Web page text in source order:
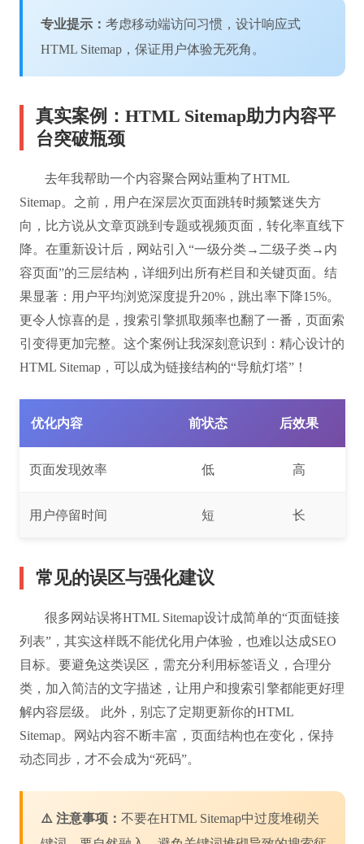
专业提示： 考虑移动端访问习惯，设计响应式
HTML Sitemap，保证用户体验无死角。
真实案例：HTML Sitemap助力内容平
台突破瓶颈
去年我帮助一个内容聚合网站重构了HTML
Sitemap。之前，用户在深层次页面跳转时频繁迷失方
向，比方说从文章页跳到专题或视频页面，转化率直线下
降。在重新设计后，网站引入“一级分类→二级子类→内
容页面”的三层结构，详细列出所有栏目和关键页面。结
果显著：用户平均浏览深度提升20%，跳出率下降15%。
更令人惊喜的是，搜索引擎抓取频率也翻了一番，页面索
引变得更加完整。这个案例让我深刻意识到：精心设计的
HTML Sitemap，可以成为链接结构的“导航灯塔”！
优化内容 前状态 后效果
页面发现效率 低 高
用户停留时间 短 长
常见的误区与强化建议
很多网站误将HTML Sitemap设计成简单的“页面链接
列表”，其实这样既不能优化用户体验，也难以达成SEO
目标。要避免这类误区，需充分利用标签语义，合理分
类，加入简洁的文字描述，让用户和搜索引擎都能更好理
解内容层级。 此外，别忘了定期更新你的HTML
Sitemap。网站内容不断丰富，页面结构也在变化，保持
动态同步，才不会成为“死码”。
⚠️ 注意事项： 不要在HTML Sitemap中过度堆砌关